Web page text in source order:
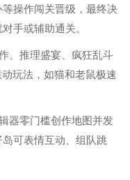
操作闯关晋级，最终决
手或辅助通关。
、推理盛宴、疯狂乱斗
玩法，如猫和老鼠极速
器零门槛创作地图并发
可表情互动、组队跳